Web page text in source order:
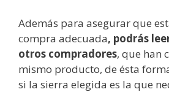
Además para asegurar que
compra adecuada, podrás
otros compradores, que han
mismo producto, de ésta
si la sierra elegida es la que